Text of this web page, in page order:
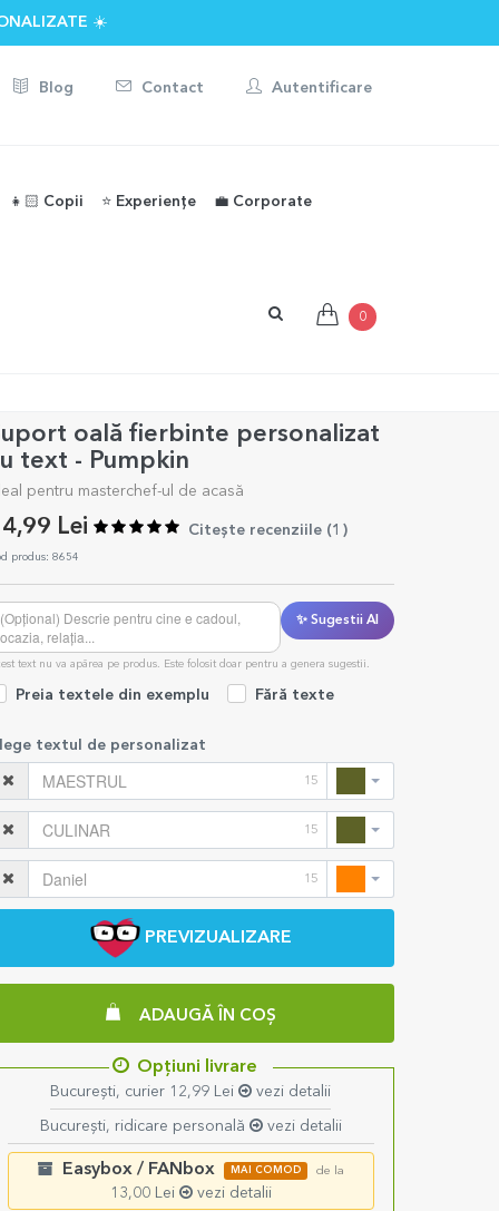
☀️
Blog Contact Autentificare
👧🏻 Copii ⭐️ Experiențe 💼 Corporate
0
oală fierbinte personalizat
text - Pumpkin
pentru masterchef-ul de acasă
Lei Citește recenziile (1 )
produs: 8654
✨ Sugestii AI
text nu va apărea pe produs. Este folosit doar pentru a genera sugestii.
Preia textele din exemplu Fără texte
textul de personalizat
15
15
15
PREVIZUALIZARE
ADAUGĂ ÎN COȘ
Opțiuni livrare
București, curier 12,99 Lei vezi detalii
București, ridicare personală vezi detalii
Easybox / FANbox MAI COMOD de la
13,00 Lei vezi detalii